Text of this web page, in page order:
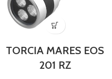
TORCIA MARES EOS
201 RZ